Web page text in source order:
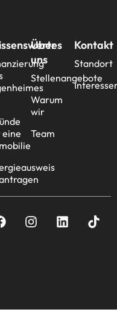
Über
uns
Stellenangebote
Warum
wir
Team
Kontakt
Standort